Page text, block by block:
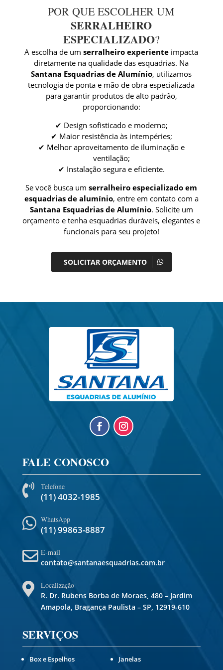
POR QUE ESCOLHER UM
SERRALHEIRO
ESPECIALIZADO?
A escolha de umserralheiro experiente impacta
diretamente na qualidade das esquadrias. Na
Santana Esquadrias de Alumínio, utilizamos
tecnologia de ponta e mão de obra especializada
para garantir produtos de alto padrão,
proporcionando:
✔ Design sofisticado e moderno;
✔ Maior resistência às intempéries;
✔ Melhor aproveitamento de iluminação e
ventilação;
✔ Instalação segura e eficiente.
Se você busca umserralheiro especializado em
esquadrias de alumínio, entre em contato com a
Santana Esquadrias de Alumínio. Solicite um
orçamento e tenha esquadrias duráveis, elegantes e
funcionais para seu projeto!
SOLICITAR ORÇAMENTO
FALE CONOSCO
 Telefone
(11) 4032-1985
 WhatsApp
(11) 99863-8887
 E-mail
contato@santanaesquadrias.com.br

Localização
R. Dr. Rubens Borba de Moraes, 480 – Jardim
Amapola, Bragança Paulista – SP, 12919-610
SERVIÇOS
Box e Espelhos Janelas